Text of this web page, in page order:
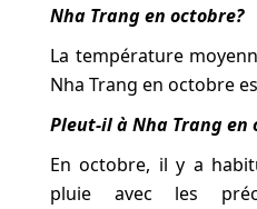
Nha Trang en octobre?
La température
Nha Trang en octobre
Pleut-il à Nha Trang en
En octobre, il y a
pluie avec les